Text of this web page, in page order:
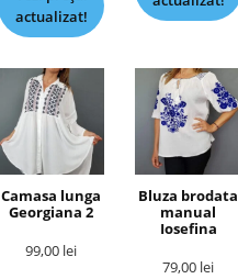
actualizat!
Camasa lunga
Georgiana 2
99,00 lei
Bluza brodata
manual
Iosefina
79,00 lei